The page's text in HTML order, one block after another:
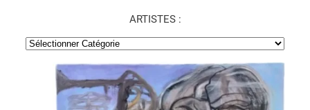
ARTISTES :